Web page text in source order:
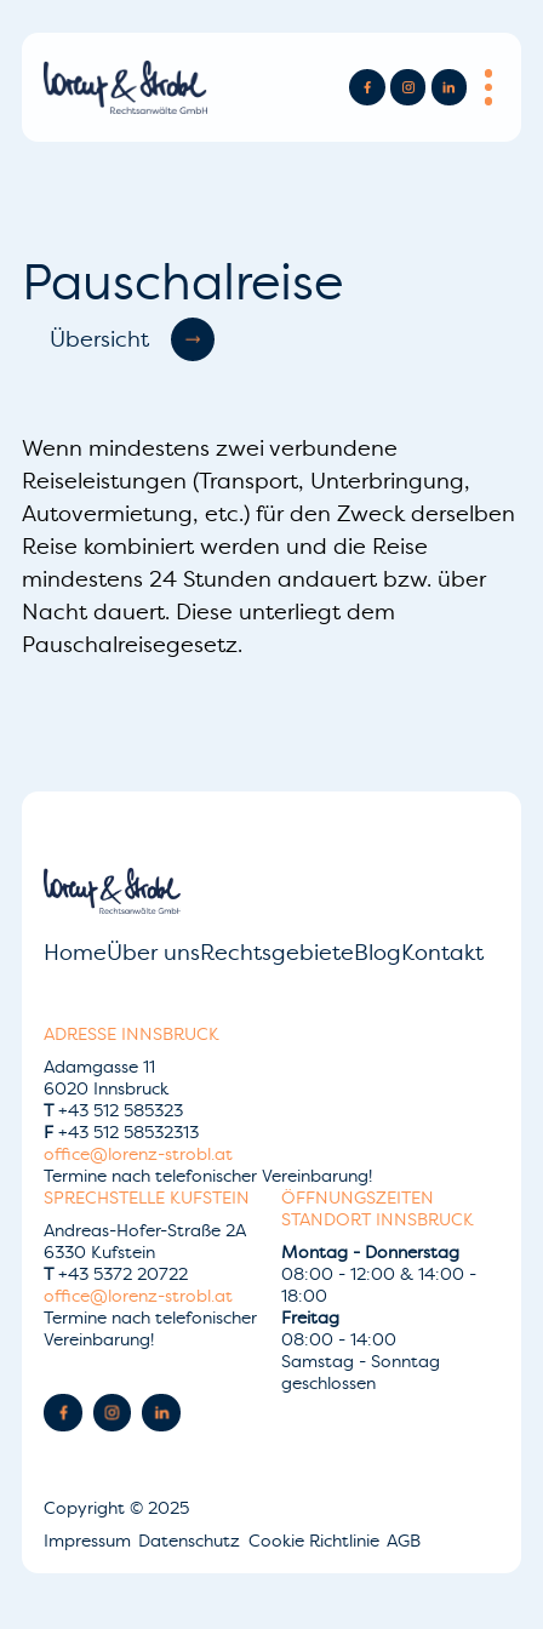
Pauschalreise
Übersicht
Wenn mindestens zwei verbundene
Reiseleistungen (Transport, Unterbringung,
Autovermietung, etc.) für den Zweck derselben
Reise kombiniert werden und die Reise
mindestens 24 Stunden andauert bzw. über
Nacht dauert. Diese unterliegt dem
Pauschalreisegesetz.
HomeÜber unsRechtsgebieteBlogKontakt
ADRESSE INNSBRUCK
Adamgasse 11
6020 Innsbruck
T+43 512 585323
F+43 512 58532313
office@lorenz-strobl.at
Termine nach telefonischer Vereinbarung!
SPRECHSTELLE KUFSTEIN
Andreas-Hofer-Straße 2A
6330 Kufstein
T+43 5372 20722
office@lorenz-strobl.at
Termine nach telefonischer
Vereinbarung!
ÖFFNUNGSZEITEN
STANDORT INNSBRUCK
Montag - Donnerstag
08:00 - 12:00 & 14:00 -
18:00
Freitag
08:00 - 14:00
Samstag - Sonntag
geschlossen
Copyright © 2025
Impressum Datenschutz Cookie Richtlinie AGB